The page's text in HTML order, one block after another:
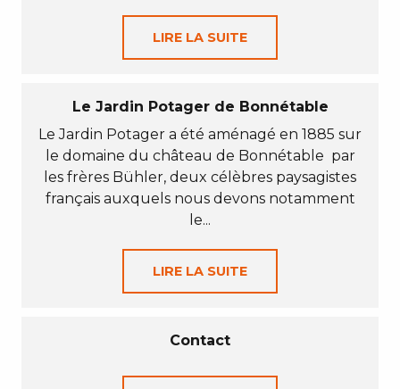
LIRE LA SUITE
Le Jardin Potager de Bonnétable
Le Jardin Potager a été aménagé en 1885 sur
le domaine du château de Bonnétable par
les frères Bühler, deux célèbres paysagistes
français auxquels nous devons notamment
le...
LIRE LA SUITE
Contact